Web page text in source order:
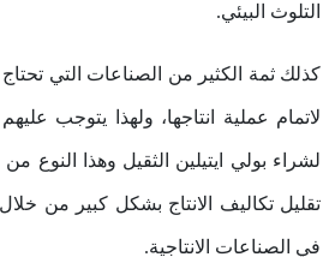
التلوث البيئي.
كذلك ثمة الكثير من الصناعات التي تحتاج
لاتمام عملية انتاجها، ولهذا يتوجب
لشراء بولي ايتيلين الثقيل وهذا النوع
تقليل تكاليف الانتاج بشكل كبير من
في الصناعات الانتاجية.